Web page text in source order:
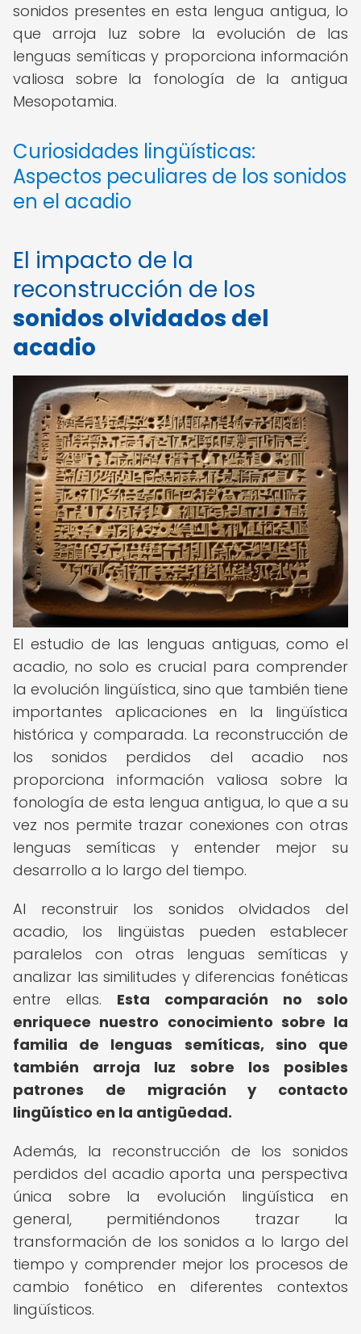
sonidos presentes en esta lengua antigua, lo
que arroja luz sobre la evolución de las
lenguas semíticas y proporciona información
valiosa sobre la fonología de la antigua
Mesopotamia.
Curiosidades lingüísticas:
Aspectos peculiares de los sonidos
en el acadio
El impacto de la
reconstrucción de los
sonidos olvidados del
acadio
El estudio de las lenguas antiguas, como el
acadio, no solo es crucial para comprender
la evolución lingüística, sino que también tiene
importantes aplicaciones en la lingüística
histórica y comparada. La reconstrucción de
los sonidos perdidos del acadio nos
proporciona información valiosa sobre la
fonología de esta lengua antigua, lo que a su
vez nos permite trazar conexiones con otras
lenguas semíticas y entender mejor su
desarrollo a lo largo del tiempo.
Al reconstruir los sonidos olvidados del
acadio, los lingüistas pueden establecer
paralelos con otras lenguas semíticas y
analizar las similitudes y diferencias fonéticas
entre ellas. Esta comparación no solo
enriquece nuestro conocimiento sobre la
familia de lenguas semíticas, sino que
también arroja luz sobre los posibles
patrones de migración y contacto
lingüístico en la antigüedad.
Además, la reconstrucción de los sonidos
perdidos del acadio aporta una perspectiva
única sobre la evolución lingüística en
general, permitiéndonos trazar la
transformación de los sonidos a lo largo del
tiempo y comprender mejor los procesos de
cambio fonético en diferentes contextos
lingüísticos.